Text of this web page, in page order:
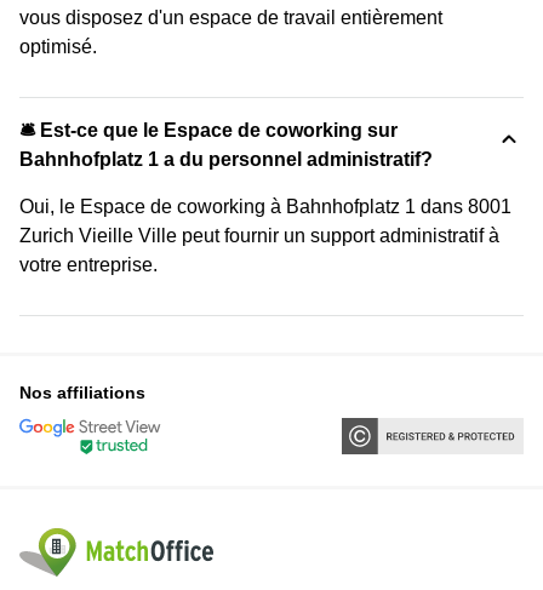
vous disposez d'un espace de travail entièrement
optimisé.
🛎 Est-ce que le Espace de coworking sur
Bahnhofplatz 1 a du personnel administratif?
Oui, le Espace de coworking à Bahnhofplatz 1 dans 8001
Zurich Vieille Ville peut fournir un support administratif à
votre entreprise.
Nos affiliations